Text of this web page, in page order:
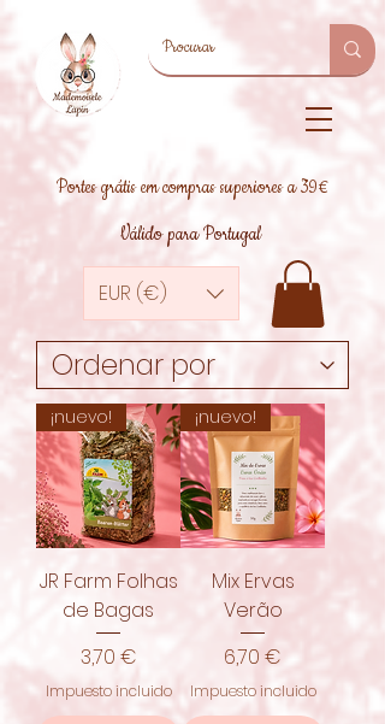
Portes grátis em compras superiores a 39€
Válido para Portugal
EUR (€)
¡nuevo!
JR Farm Folhas
de Bagas
Precio
3,70 €
Impuesto incluido
¡nuevo!
Mix Ervas
Verão
Precio
6,70 €
Impuesto incluido